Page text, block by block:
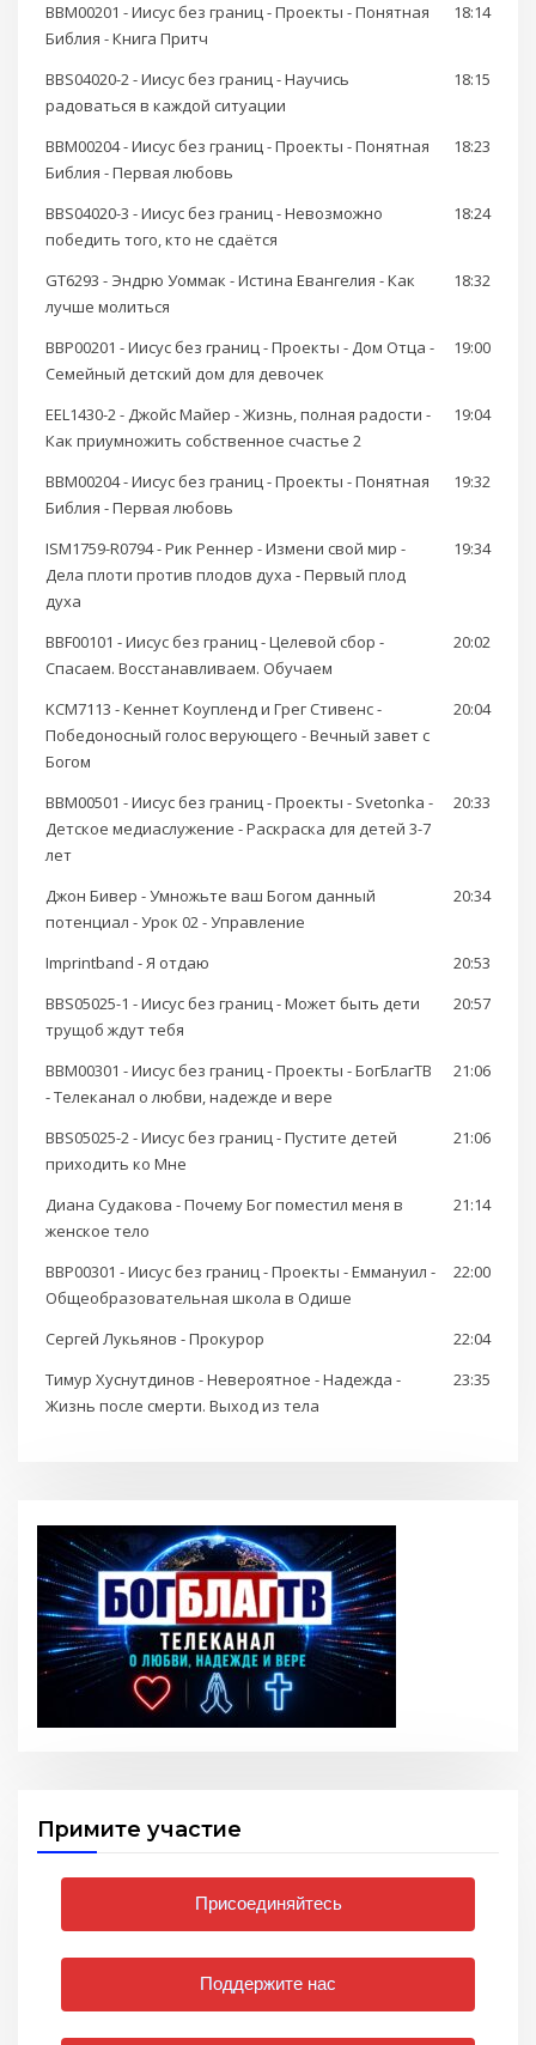
BBM00201 - Иисус без границ - Проекты - Понятная
Библия - Книга Притч
18:14
BBS04020-2 - Иисус без границ - Научись
радоваться в каждой ситуации
18:15
BBM00204 - Иисус без границ - Проекты - Понятная
Библия - Первая любовь
18:23
BBS04020-3 - Иисус без границ - Невозможно
победить того, кто не сдаётся
18:24
GT6293 - Эндрю Уоммак - Истина Евангелия - Как
лучше молиться
18:32
BBP00201 - Иисус без границ - Проекты - Дом Отца -
Семейный детский дом для девочек
19:00
EEL1430-2 - Джойс Майер - Жизнь, полная радости -
Как приумножить собственное счастье 2
19:04
BBM00204 - Иисус без границ - Проекты - Понятная
Библия - Первая любовь
19:32
ISM1759-R0794 - Рик Реннер - Измени свой мир -
Дела плоти против плодов духа - Первый плод
духа
19:34
BBF00101 - Иисус без границ - Целевой сбор -
Спасаем. Восстанавливаем. Обучаем
20:02
KCM7113 - Кеннет Коупленд и Грег Стивенс -
Победоносный голос верующего - Вечный завет с
Богом
20:04
BBM00501 - Иисус без границ - Проекты - Svetonka -
Детское медиаслужение - Раскраска для детей 3-7
лет
20:33
Джон Бивер - Умножьте ваш Богом данный
потенциал - Урок 02 - Управление
20:34
Imprintband - Я отдаю
20:53
BBS05025-1 - Иисус без границ - Может быть дети
трущоб ждут тебя
20:57
BBM00301 - Иисус без границ - Проекты - БогБлагТВ
- Телеканал о любви, надежде и вере
21:06
BBS05025-2 - Иисус без границ - Пустите детей
приходить ко Мне
21:06
Диана Судакова - Почему Бог поместил меня в
женское тело
21:14
BBP00301 - Иисус без границ - Проекты - Еммануил -
Общеобразовательная школа в Одише
22:00
Сергей Лукьянов - Прокурор
22:04
Тимур Хуснутдинов - Невероятное - Надежда -
Жизнь после смерти. Выход из тела
23:35
Примите участие
Присоединяйтесь
Поддержите нас